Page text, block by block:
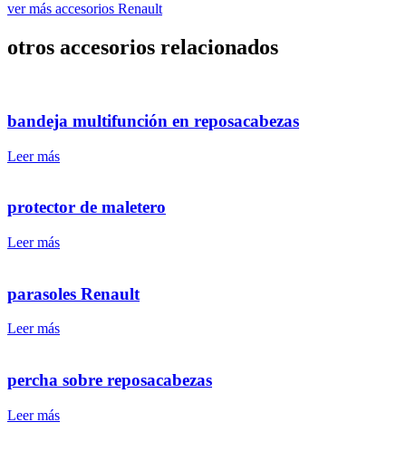
ver más accesorios Renault
otros accesorios relacionados
bandeja multifunción en reposacabezas
Leer más
protector de maletero
Leer más
parasoles Renault
Leer más
percha sobre reposacabezas
Leer más